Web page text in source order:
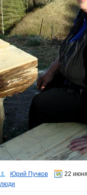
Юрий Пучков 22
люди